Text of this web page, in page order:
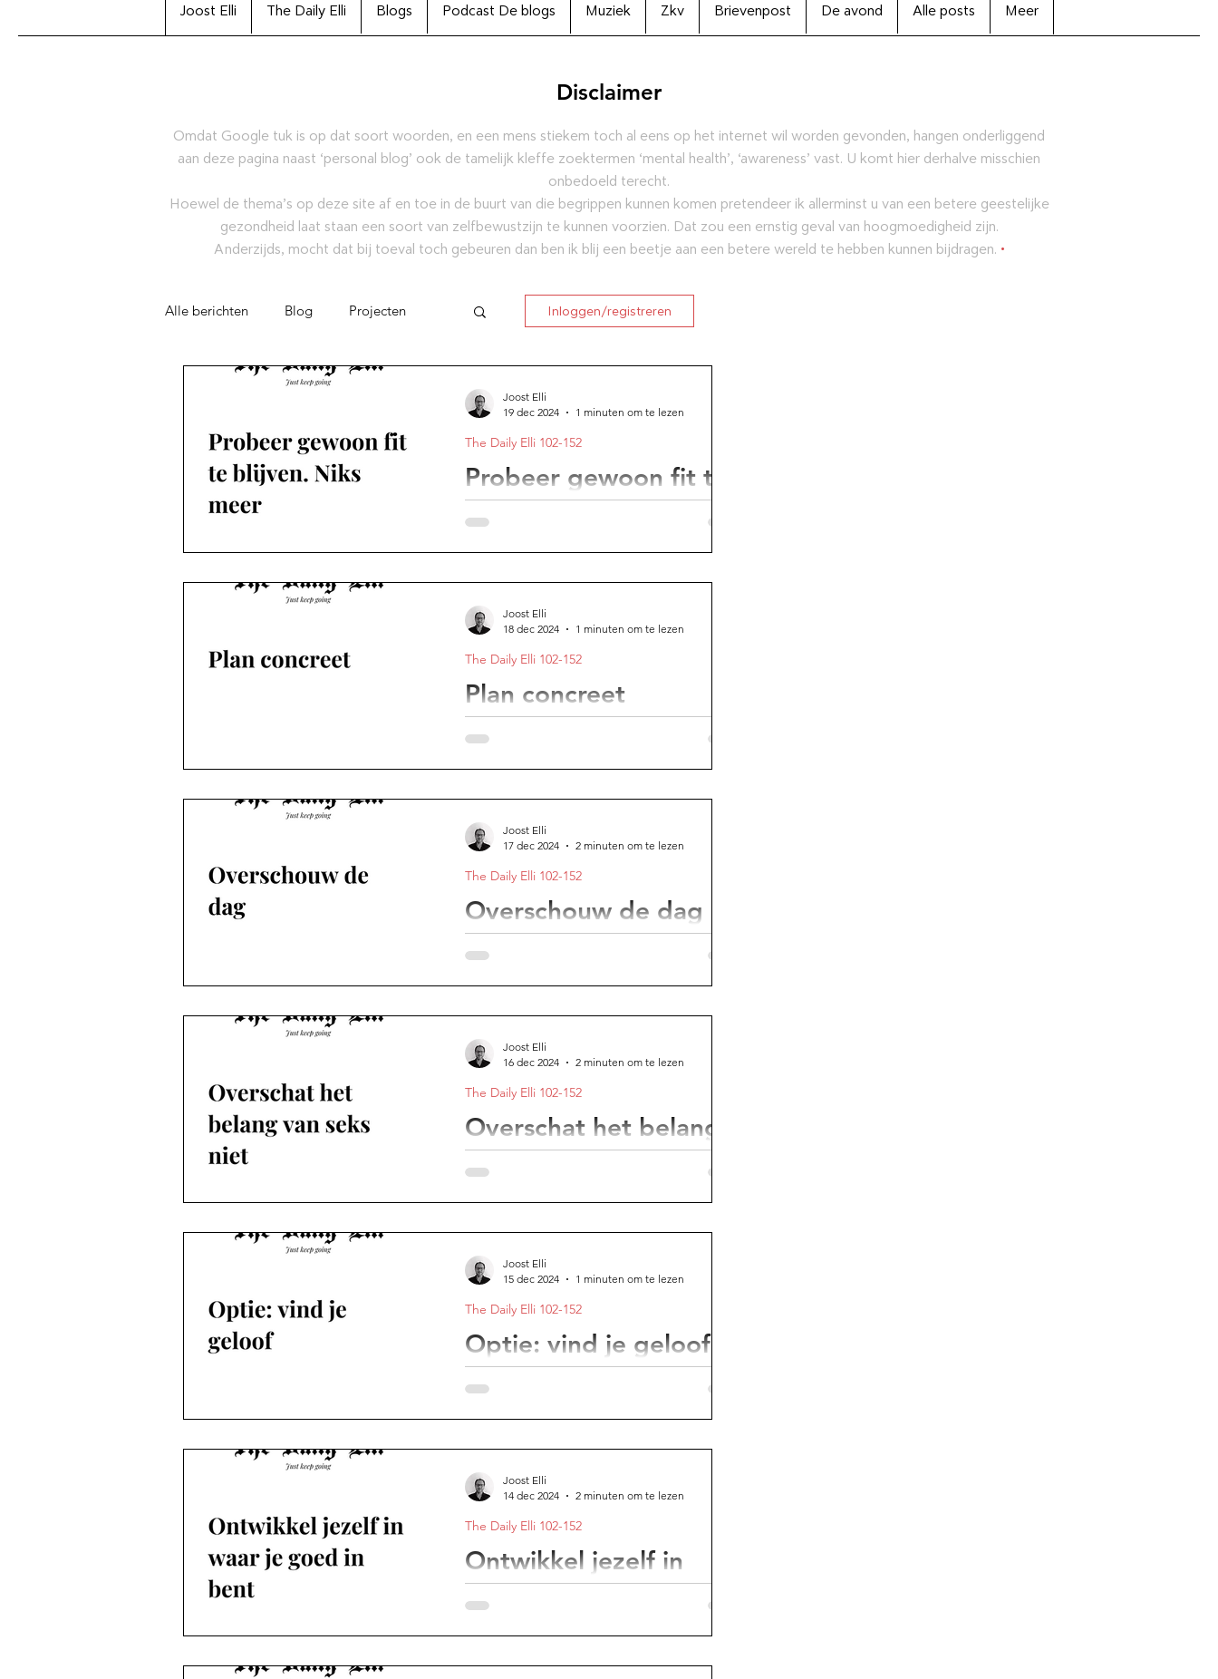
Joost Elli The Daily Elli Blogs Podcast De blogs Muziek Zkv Brievenpost De avond Alle posts Meer
Disclaimer
Omdat Google tuk is op dat soort woorden, en een mens stiekem toch al eens op het internet wil worden gevonden, hangen onderliggend
aan deze pagina naast ‘personal blog’ ook de tamelijk kleffe zoektermen ‘mental health’, ‘awareness’ vast. U komt hier derhalve misschien
onbedoeld terecht.
Hoewel de thema’s op deze site af en toe in de buurt van die begrippen kunnen komen pretendeer ik allerminst u van een betere geestelijke
gezondheid laat staan een soort van zelfbewustzijn te kunnen voorzien. Dat zou een ernstig geval van hoogmoedigheid zijn.
Anderzijds, mocht dat bij toeval toch gebeuren dan ben ik blij een beetje aan een betere wereld te hebben kunnen bijdragen. •
Alle berichten Blog Projecten
Joost Elli Archiefcollectie
Brievenpost Podcast De avond
The Daily Elli 1-50
The Daily Elli 51-101
The Daily Elli 153-203
The Daily Elli 301-350
De blogs | Deel 3 Ropes en meer
De blogs | Deel 4 Dikke knuffels!
De blogs | Deel 6 The Life Artois
De blogs | Deel 6 Eddy
Inloggen/registreren
Probeer gewoon fit te
blijven. Niks meer
The Daily Elli 102-152
Joost Elli
19 dec 2024
1 minuten om te lezen
Plan concreet
Ideeën alleen leiden tot niets.
The Daily Elli 102-152
Joost Elli
18 dec 2024
1 minuten om te lezen
Overschouw de dag
Doe meer van wat goed voor je is.
The Daily Elli 102-152
Joost Elli
17 dec 2024
2 minuten om te lezen
Overschat het belang
van seks niet
The Daily Elli 102-152
Joost Elli
16 dec 2024
2 minuten om te lezen
Optie: vind je geloof
Het verdwijnen van religie heeft ons niet
The Daily Elli 102-152
Joost Elli
15 dec 2024
1 minuten om te lezen
Ontwikkel jezelf in
waar je goed in bent
The Daily Elli 102-152
Joost Elli
14 dec 2024
2 minuten om te lezen